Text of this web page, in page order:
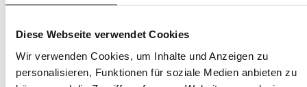
Diese Webseite verwendet Cookies
Wir verwenden Cookies, um Inhalte und Anzeigen zu
personalisieren, Funktionen für soziale Medien anbieten zu
Kochbesteck
Bildergalerie überspringen